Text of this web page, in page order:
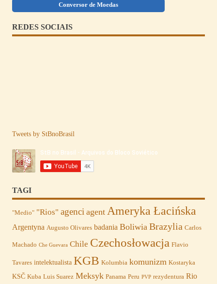
Conversor de Moedas
REDES SOCIAIS
Tweets by StBnoBrasil
TAGI
"Medio" "Rios" agenci agent Ameryka Łacińska
Argentyna Augusto Olivares badania Boliwia Brazylia Carlos
Machado Che Guevara Chile Czechosłowacja Flavio
Tavares intelektualista KGB Kolumbia komunizm Kostaryka
KSČ Kuba Luis Suarez Meksyk Panama Peru PVP rezydentura Rio